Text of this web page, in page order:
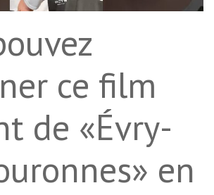
ce film
de «Évry-
en